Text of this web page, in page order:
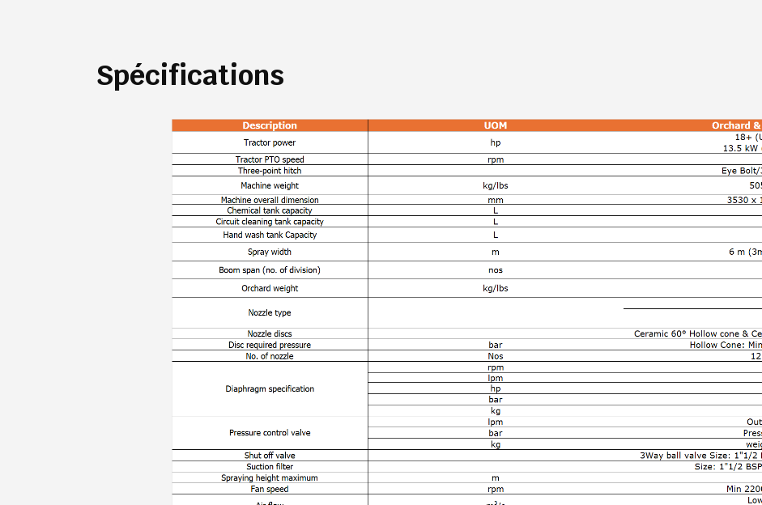
Spécifications